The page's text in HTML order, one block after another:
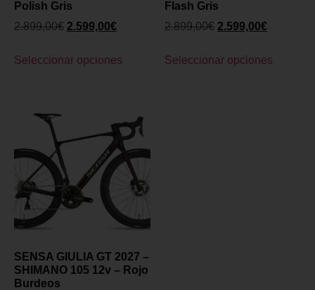
Polish Gris
2.899,00€ 2.599,00€
Seleccionar opciones
Flash Gris
2.899,00€ 2.599,00€
Seleccionar opciones
SENSA GIULIA GT 2027 –
SHIMANO 105 12v – Rojo
Burdeos